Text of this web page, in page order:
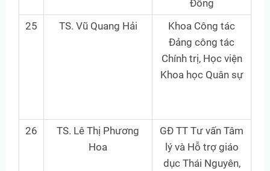
Đồng
25
TS. Vũ Quang Hải
Khoa Công tác
Đảng công tác
Chính trị, Học viện
Khoa học Quân sự
26
TS. Lê Thị Phương
Hoa
GĐ TT Tư vấn Tâm
lý và Hỗ trợ giáo
dục Thái Nguyên,